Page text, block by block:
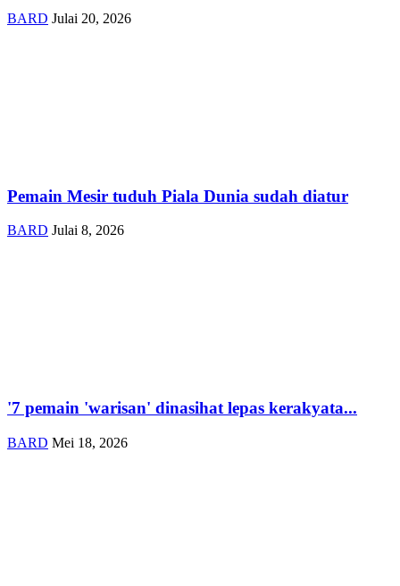
BARD Julai 20, 2026
Pemain Mesir tuduh Piala Dunia sudah diatur
BARD Julai 8, 2026
'7 pemain 'warisan' dinasihat lepas kerakyata...
BARD Mei 18, 2026